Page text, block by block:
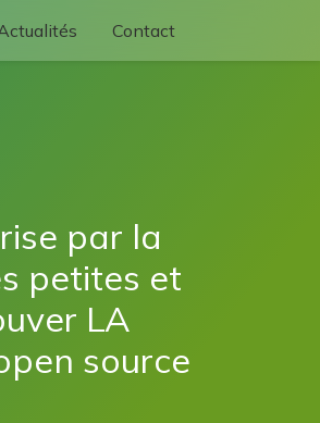
Contact
par la
petites et
LA
source